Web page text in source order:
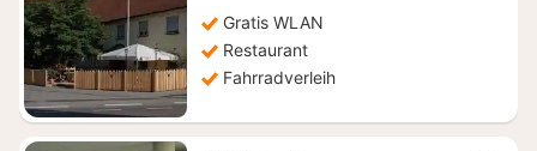
Gratis WLAN
Restaurant
Fahrradverleih